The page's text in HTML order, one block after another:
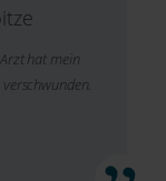
hat mein